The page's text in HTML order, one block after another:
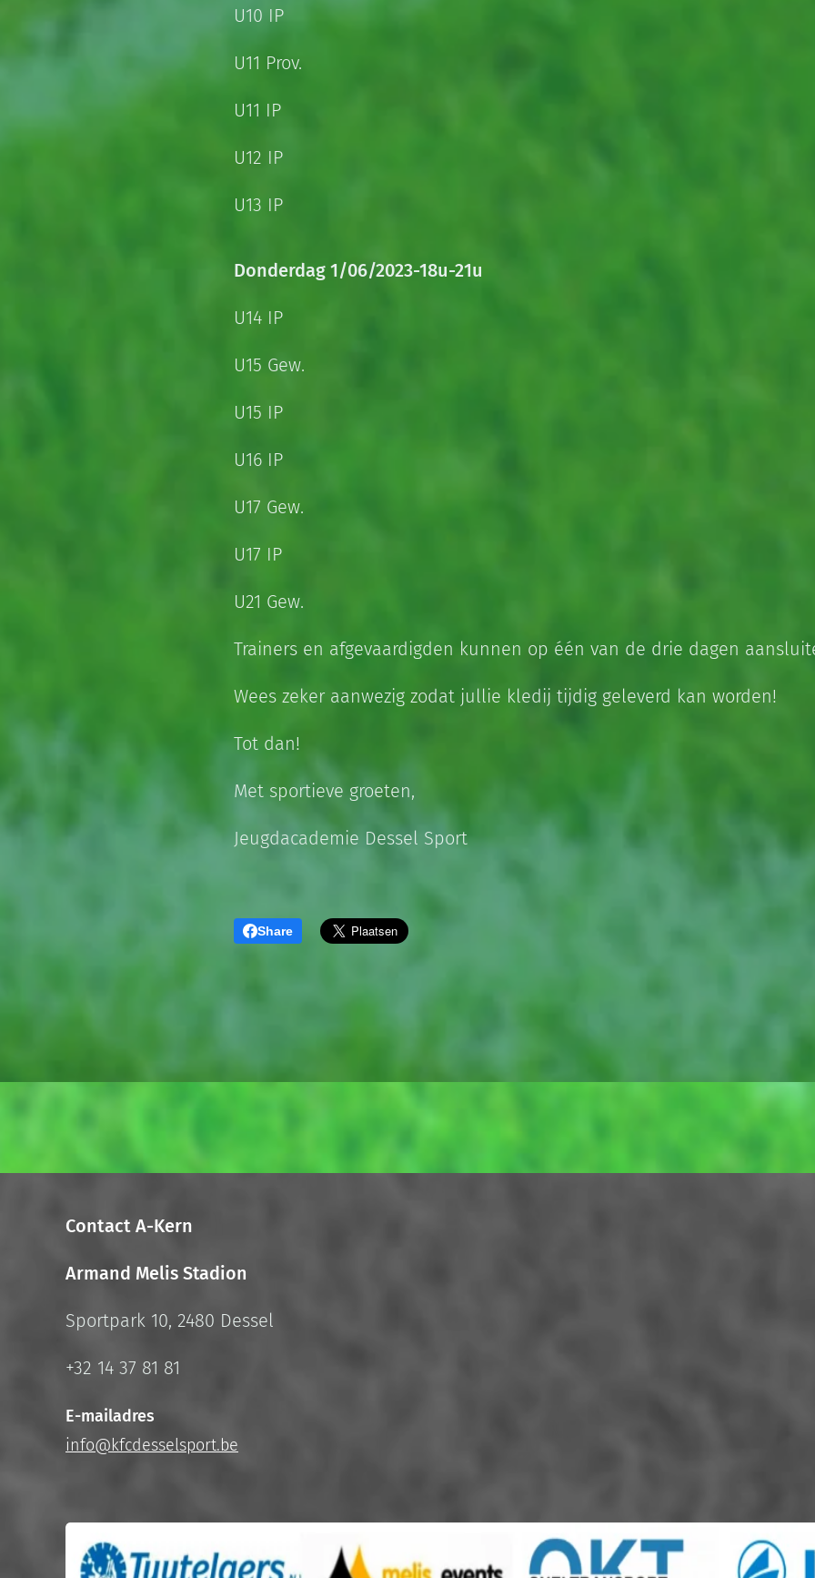
U10 IP
U11 Prov.
U11 IP
U12 IP
U13 IP
Donderdag 1/06/2023-18u-21u
U14 IP
U15 Gew.
U15 IP
U16 IP
U17 Gew.
U17 IP
U21 Gew.
Trainers en afgevaardigden kunnen op één van de drie dagen
Wees zeker aanwezig zodat jullie kledij tijdig geleverd kan worden!
Tot dan!
Met sportieve groeten,
Jeugdacademie Dessel Sport
Share
Contact A-Kern
Armand Melis Stadion
Sportpark 10, 2480 Dessel
+32 14 37 81 81
E-mailadres
info@kfcdesselsport.be